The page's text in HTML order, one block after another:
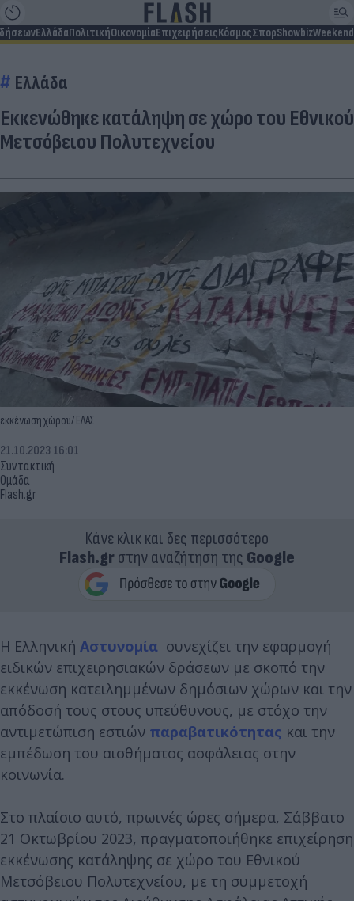
ΕλλάδαΠολιτικήΟικονομίαΕπιχειρήσειςΚόσμοςΣπορShowbizWeekend
Ελλάδα
Εκκενώθηκε κατάληψη σε χώρο του Εθνικού
Μετσόβειου Πολυτεχνείου
εκκένωση χώρου/ ΕΛΑΣ
Συντακτική
Ομάδα
Flash.gr
21.10.2023 16:01
Κάνε κλικ και δες περισσότερο
Flash.grστην αναζήτηση της Google
Η Ελληνική Αστυνομία συνεχίζει την εφαρμογή
ειδικών επιχειρησιακών δράσεων με σκοπό την
εκκένωση κατειλημμένων δημόσιων χώρων και την
απόδοσή τους στους υπεύθυνους, με στόχο την
αντιμετώπιση εστιών παραβατικότητας και την
εμπέδωση του αισθήματος ασφάλειας στην
κοινωνία.
Στο πλαίσιο αυτό, πρωινές ώρες σήμερα, Σάββατο
21 Οκτωβρίου 2023, πραγματοποιήθηκε επιχείρηση
εκκένωσης κατάληψης σε χώρο του Εθνικού
Μετσόβειου Πολυτεχνείου, με τη συμμετοχή